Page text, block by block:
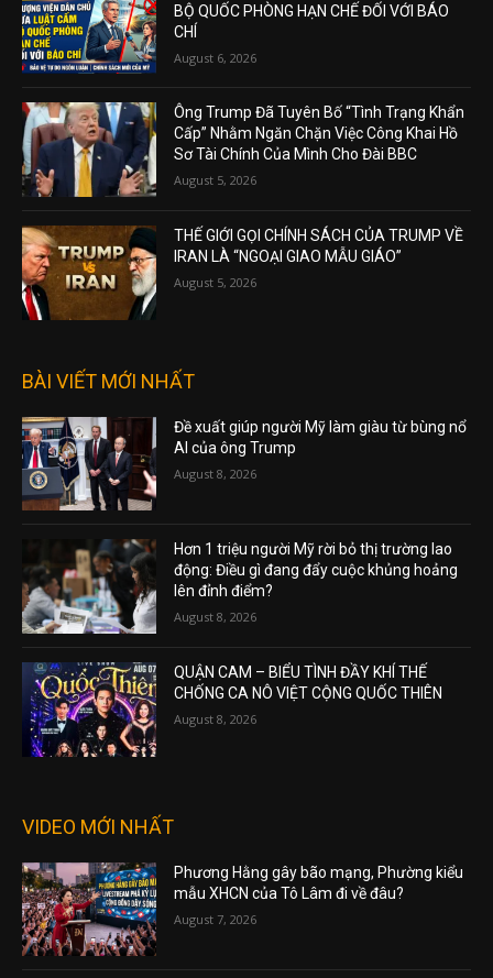
BỘ QUỐC PHÒNG HẠN CHẾ ĐỐI VỚI BÁO
CHÍ
August 6, 2026
Ông Trump Đã Tuyên Bố “Tình Trạng Khẩn
Cấp” Nhằm Ngăn Chặn Việc Công Khai Hồ
Sơ Tài Chính Của Mình Cho Đài BBC
August 5, 2026
THẾ GIỚI GỌI CHÍNH SÁCH CỦA TRUMP VỀ
IRAN LÀ “NGOẠI GIAO MẪU GIÁO”
August 5, 2026
BÀI VIẾT MỚI NHẤT
Đề xuất giúp người Mỹ làm giàu từ bùng nổ
AI của ông Trump
August 8, 2026
Hơn 1 triệu người Mỹ rời bỏ thị trường lao
động: Điều gì đang đẩy cuộc khủng hoảng
lên đỉnh điểm?
August 8, 2026
QUẬN CAM – BIỂU TÌNH ĐẦY KHÍ THẾ
CHỐNG CA NÔ VIỆT CỘNG QUỐC THIÊN
August 8, 2026
VIDEO MỚI NHẤT
Phương Hằng gây bão mạng, Phường kiểu
mẫu XHCN của Tô Lâm đi về đâu?
August 7, 2026